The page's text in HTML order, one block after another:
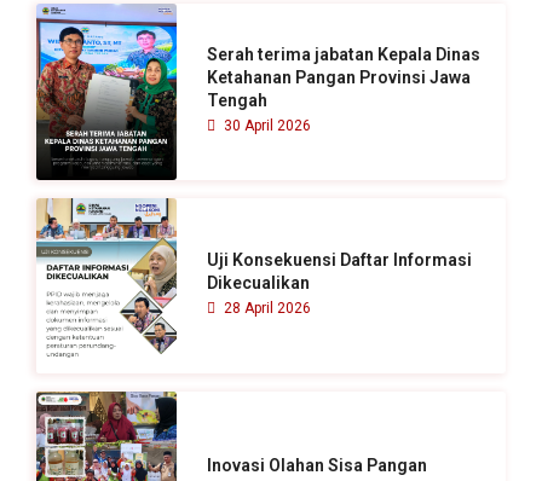
Serah terima jabatan Kepala Dinas
Ketahanan Pangan Provinsi Jawa
Tengah
30 April 2026
Uji Konsekuensi Daftar Informasi
Dikecualikan
28 April 2026
Inovasi Olahan Sisa Pangan